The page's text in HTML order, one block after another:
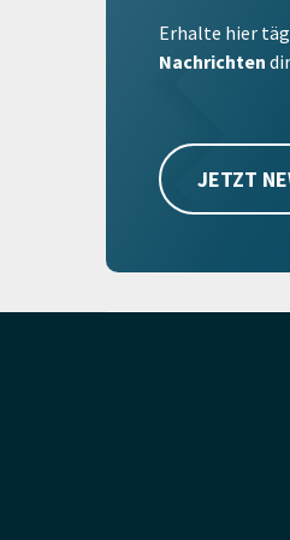
Erhalte hier
Nachrichten
JETZT